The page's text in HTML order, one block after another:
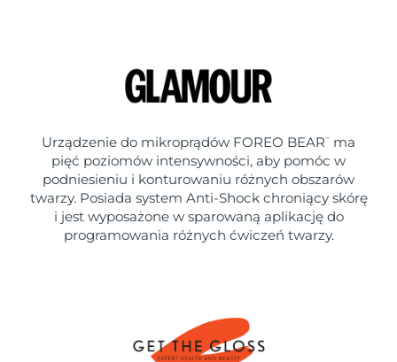
Urządzenie do mikroprądów FOREO BEAR ™
ma
pięć poziomów intensywności, aby pomóc w
podniesieniu i konturowaniu różnych obszarów
twarzy. Posiada system Anti-Shock chroniący skórę
i jest wyposażone w sparowaną aplikację do
programowania różnych ćwiczeń twarzy.